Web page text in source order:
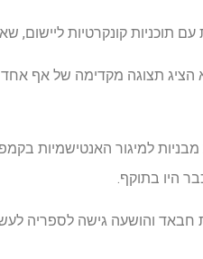
תוכניות קונקרטיות ליישום,
הציג תצוגה מקדימה של אף
למיגור האנטישמיות
היו בתוקף.
והושעה גישה לספריה